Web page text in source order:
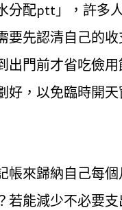
分配ptt」，許多
要先認清自己的
出門前才省吃儉
好，以免臨時開
帳來歸納自己每
若能減少不必要